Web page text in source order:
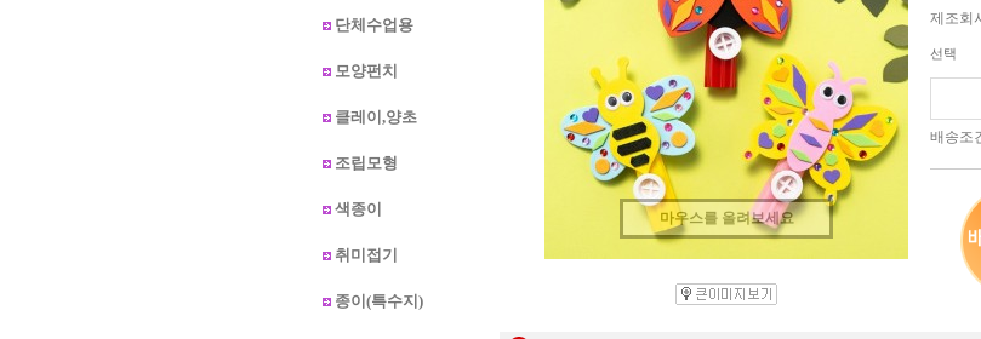
단체수업용
모양펀치
클레이,양초
조립모형
색종이
취미접기
종이(특수지)
마우스를 올려보세요
제조회
선택
배송조